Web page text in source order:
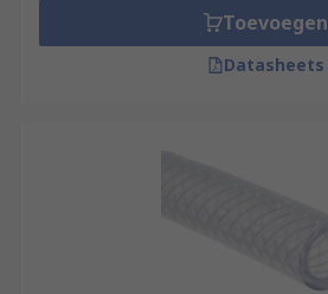
Toevoegen
Datasheets